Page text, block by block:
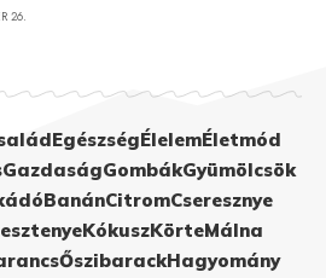
26.
EgészségÉlelemÉletmód
GazdaságGombákGyümölcsök
BanánCitromCseresznye
KókuszKörteMálna
ŐszibarackHagyomány